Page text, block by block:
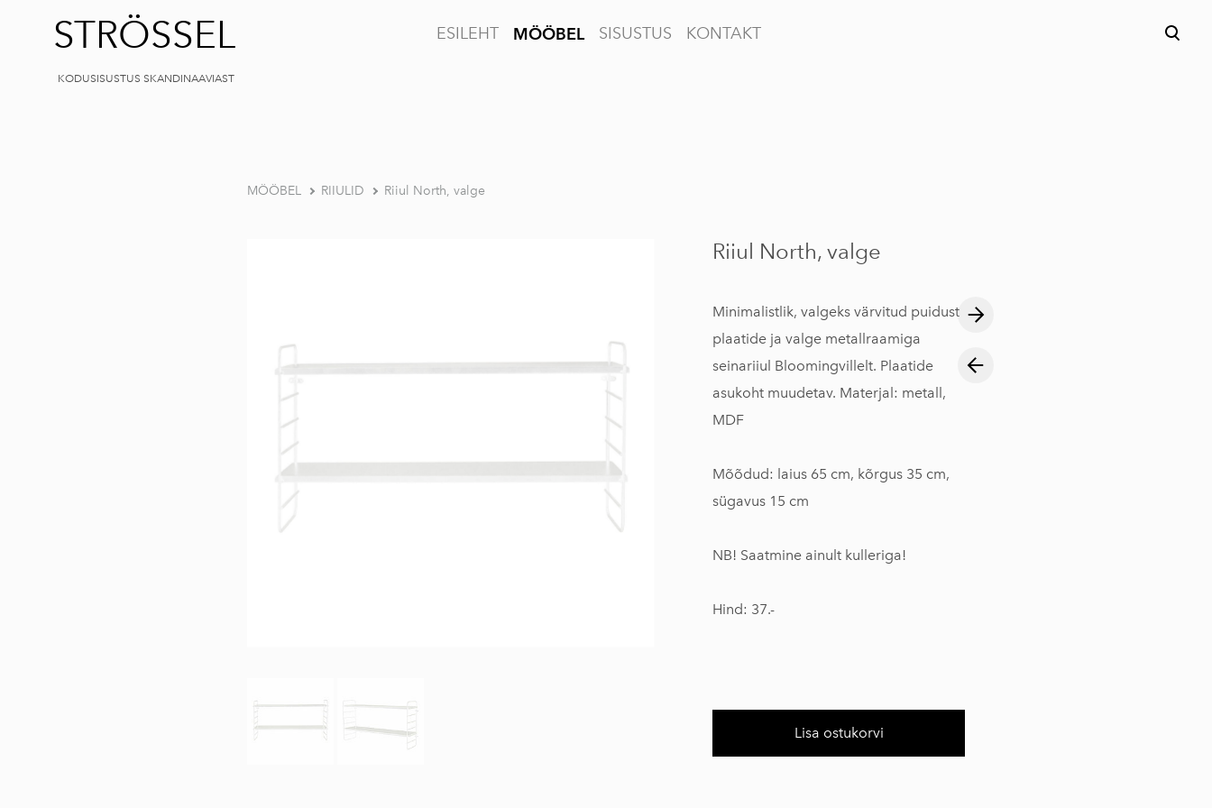
STRÖSSEL
KODUSISUSTUS SKANDINAAVIAST
ESILEHT MÖÖBEL SISUSTUS KONTAKT
MÖÖBEL RIIULID Riiul North, valge
Riiul North, valge
Minimalistlik, valgeks värvitud puidust
plaatide ja valge metallraamiga
seinariiul Bloomingvillelt. Plaatide
asukoht muudetav. Materjal: metall,
MDF
Mõõdud: laius 65 cm, kõrgus 35 cm,
sügavus 15 cm
NB! Saatmine ainult kulleriga!
Hind: 37.-
Lisa ostukorvi